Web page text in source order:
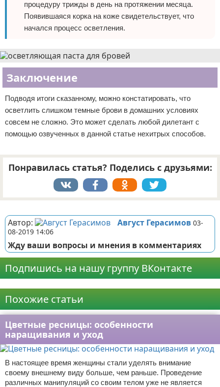
процедуру трижды в день на протяжении месяца.
Появившаяся корка на коже свидетельствует, что
начался процесс осветления.
Заключение
Подводя итоги сказанному, можно констатировать, что
осветлить слишком темные брови в домашних условиях
совсем не сложно. Это может сделать любой дилетант с
помощью озвученных в данной статье нехитрых способов.
Понравилась статья? Поделись с друзьями:
Автор: Август Герасимов 03-
08-2019 14:06
Жду ваши вопросы и мнения в комментариях
Подпишись на нашу группу ВКонтакте
Похожие статьи
Цветные ресницы: особенности
наращивания и уход
В настоящее время женщины стали уделять внимание
своему внешнему виду больше, чем раньше. Проведение
различных манипуляций со своим телом уже не является